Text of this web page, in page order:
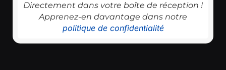
Directement dans votre boîte de réception !
Apprenez-en davantage dans notre
politique de confidentialité